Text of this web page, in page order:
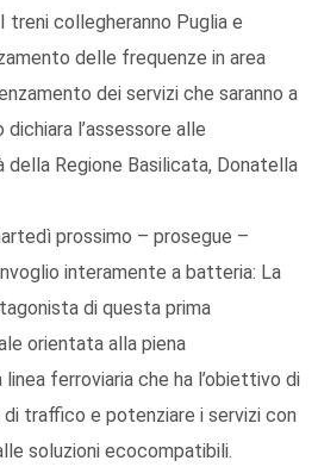
collegheranno Puglia e
delle frequenze in area
dei servizi che saranno a
l’assessore alle
Regione Basilicata, Donatella
prossimo – prosegue –
interamente a batteria: La
di questa prima
orientata alla piena
ferroviaria che ha l’obiettivo di
traffico e potenziare i servizi con
soluzioni ecocompatibili.